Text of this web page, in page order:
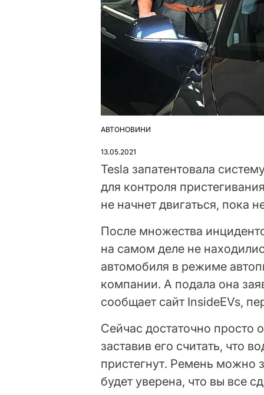
ОПУБЛІКУВАТИ
АВТОНОВИНИ
13.05.2021
Tesla запатентовала
для контроля
не начнет двигаться, пока
После множества
на самом деле не
автомобиля в режиме
компании. А подала она
сообщает сайт InsideEVs,
Сейчас достаточно
заставив его считать, что
пристегнут. Ремень можно
будет уверена, что вы все